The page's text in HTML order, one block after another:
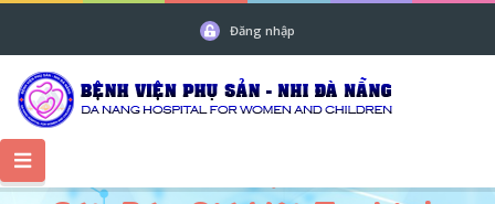
Đăng nhập
Thư Mời Về Việc Mời Khảo